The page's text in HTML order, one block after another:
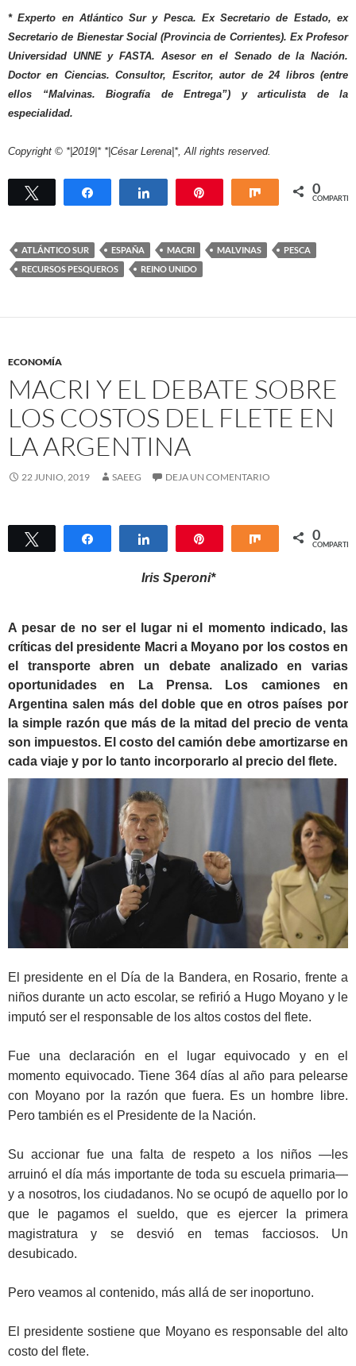
* Experto en Atlántico Sur y Pesca. Ex Secretario de Estado, ex
Secretario de Bienestar Social (Provincia de Corrientes). Ex Profesor
Universidad UNNE y FASTA. Asesor en el Senado de la Nación.
Doctor en Ciencias. Consultor, Escritor, autor de 24 libros (entre
ellos “Malvinas. Biografía de Entrega”) y articulista de la
especialidad.
Copyright © *|2019|* *|César Lerena|*, All rights reserved.
Twittear Compartir Compartir Compartir
0
COMPARTIR
ATLÁNTICO SUR ESPAÑA MACRI MALVINAS
PESCA
RECURSOS PESQUEROS
REINO UNIDO
ECONOMÍA
MACRI Y EL DEBATE SOBRE
LOS COSTOS DEL FLETE EN
LA ARGENTINA
22 JUNIO, 2019 SAEEG DEJA UN COMENTARIO
Twittear Compartir Compartir Compartir
0
COMPARTIR
Iris Speroni*
A pesar de no ser el lugar ni el momento indicado, las
críticas del presidente Macri a Moyano por los costos en
el transporte abren un debate analizado en varias
oportunidades en La Prensa. Los camiones en
Argentina salen más del doble que en otros países por
la simple razón que más de la mitad del precio de venta
son impuestos. El costo del camión debe amortizarse en
cada viaje y por lo tanto incorporarlo al precio del flete.
El presidente en el Día de la Bandera, en Rosario, frente a
niños durante un acto escolar, se refirió a Hugo Moyano y le
imputó ser el responsable de los altos costos del flete.
Fue una declaración en el lugar equivocado y en el
momento equivocado. Tiene 364 días al año para pelearse
con Moyano por la razón que fuera. Es un hombre libre.
Pero también es el Presidente de la Nación.
Su accionar fue una falta de respeto a los niños —les
arruinó el día más importante de toda su escuela primaria—
y a nosotros, los ciudadanos. No se ocupó de aquello por lo
que le pagamos el sueldo, que es ejercer la primera
magistratura y se desvió en temas facciosos. Un
desubicado.
Pero veamos al contenido, más allá de ser inoportuno.
El presidente sostiene que Moyano es responsable del alto
costo del flete.